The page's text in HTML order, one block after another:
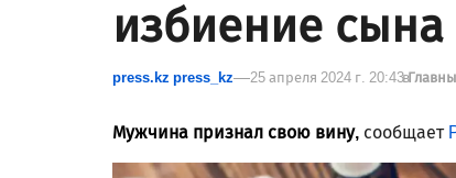
избиение
press.kz press_kz 25 апреля 2024 г. 20:43в
Мужчина признал свою вину, сообщает